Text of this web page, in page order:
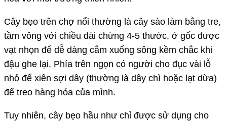
Cây bẹo trên chợ nổi thường là cây sào làm bằng tre,
tầm vông với chiều dài chừng 4-5 thước, ở gốc được
vạt nhọn để dễ dàng cắm xuống sông kềm chắc khi
đậu ghe lại. Phía trên ngọn có người cho đục vài lỗ
nhỏ để xiên sợi dây (thường là dây chì hoặc lạt dừa)
để treo hàng hóa của mình.
Tuy nhiên, cây bẹo hầu như chỉ được sử dụng cho